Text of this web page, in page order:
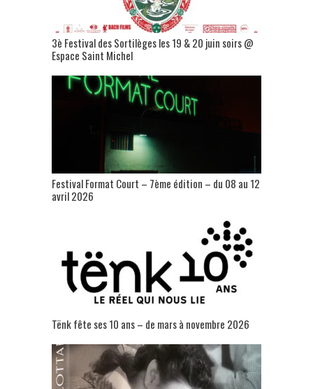
3è Festival des Sortilèges les 19 & 20 juin soirs @
Espace Saint Michel
Festival Format Court – 7ème édition – du 08 au 12
avril 2026
Tënk fête ses 10 ans – de mars à novembre 2026